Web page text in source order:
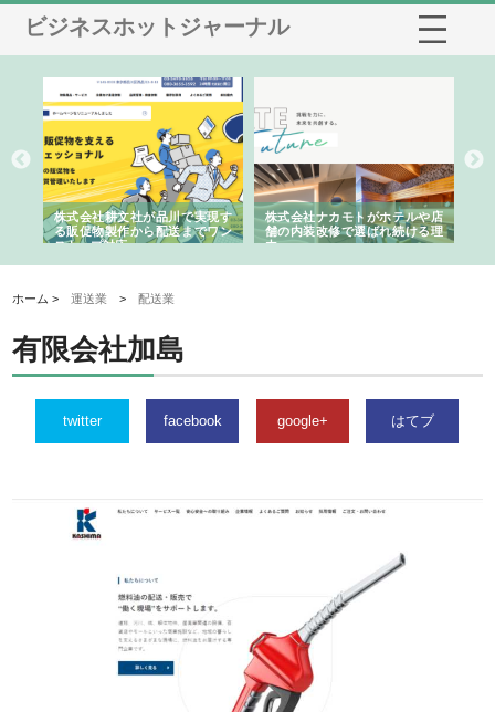
ビジネスホットジャーナル
株式会社耕文社が品川で実現す
る販促物製作から配送までワン
ストップ対応
株式会社ナカモトがホテルや店
舗の内装改修で選ばれ続ける理
由
ホーム >運送業 >配送業
有限会社加島
twitter facebook google+ はてブ